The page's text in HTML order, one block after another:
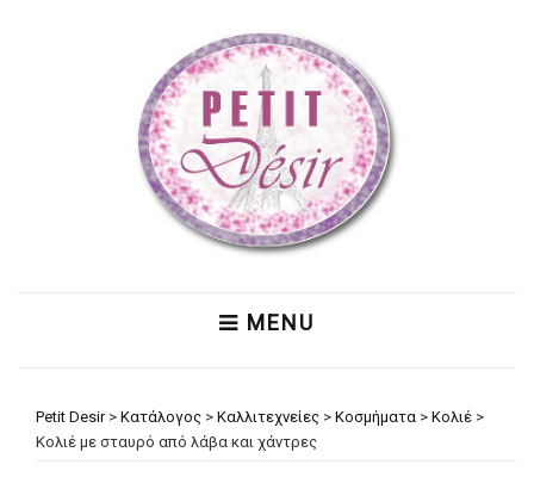
MENU
Petit Desir> Κατάλογος > Καλλιτεχνείες > Κοσμήματα > Κολιέ >
Κολιέ με σταυρό από λάβα και χάντρες